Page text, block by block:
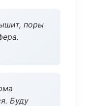
поры
Буду